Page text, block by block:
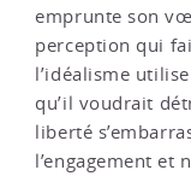
emprunte son
perception qui
l’idéalisme
qu’il voudrait
liberté
l’engagement et